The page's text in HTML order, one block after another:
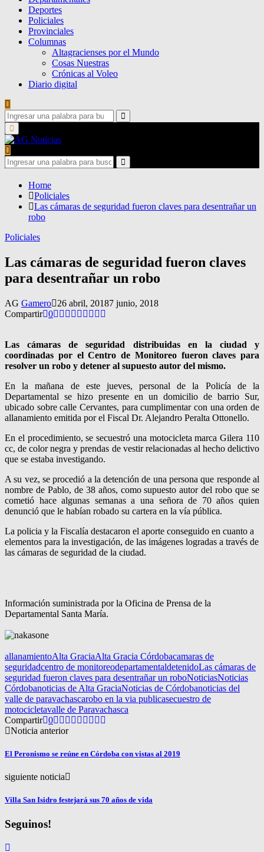
Deportes
Policiales
Provinciales
Columnas
Altagracienses por el Mundo
Cosas Nuestras
Crónicas al Voleo
Diario digital
Search
for:
Search
Primary
Menu
Search
for:
Search
Home
Policiales
Las cámaras de seguridad fueron claves para desentrañar un
robo
Policiales
Las cámaras de seguridad fueron claves
para desentrañar un robo
AG Gamero 26 abril, 20187 junio, 2018
Compartir 0
Las cámaras de seguridad distribuidas en la ciudad y
coordinadas por el Centro de Monitoreo fueron claves para
resolver un robo y detener al supuesto autor del mismo.
En la mañana de este jueves, personal de la Policía de la
Departamental se hizo presente en un domicilio de barrio Sur,
ubicado sobre calle Cervantes, para cumplimentar con una orden de
allanamiento emitida por el Fiscal Dr. Alejandro Peralta Ottonello.
En el procedimiento, se secuestró una motocicleta marca Gilera 110
cc, de color negra y prendas de vestir relacionadas al hecho delictivo
que se estaba investigando.
A su vez, se procedió a la detención de una persona que responde al
nombre de Pablo, de 38 años, como supuesto autor del robo que se
cometió hace algunas semanas a una señora de 70 años quien
denunció que le habían robado su cartera en la vía pública.
La policia y la Fiscalía destacaron el aporte conseguido en cuanto a
elementos para la investigación, de las imágenes logradas a través de
las cámaras de seguridad de la ciudad.
Información suministrada por la Oficina de Prensa de la
Departamental Santa María.
allanamientoAlta GraciaAlta Gracia Córdobacamaras de
seguridadcentro de monitoreodepartamentaldetenidoLas cámaras de
seguridad fueron claves para desentrañar un roboNoticiasNoticias
Córdobanoticias de Alta GraciaNoticias de Córdobanoticias del
valle de paravachascarobo en la via publicasecuestro de
motocicletavalle de Paravachasca
Compartir 0
Noticia anterior
El Peronismo se reúne en Córdoba con vistas al 2019
siguiente noticia
Villa San Isidro festejará sus 70 años de vida
Seguinos!